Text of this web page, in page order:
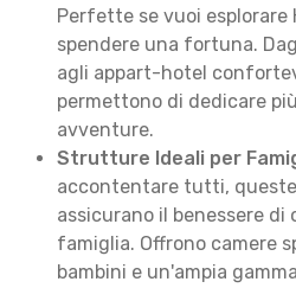
Perfette se vuoi esplorare
spendere una fortuna.
agli appart-hotel
permettono di dedicare
avventure.
Strutture Ideali per
accontentare tutti,
assicurano il benessere di
famiglia. Offrono camere
bambini e un'ampia